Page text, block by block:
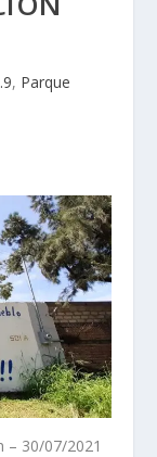
, Parque
– 30/07/2021